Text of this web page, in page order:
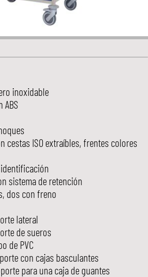
inoxidable
ABS
cestas ISO extraíbles, frentes colores
sistema de retención
dos con freno
lateral
de sueros
de PVC
con cajas basculantes
para una caja de guantes